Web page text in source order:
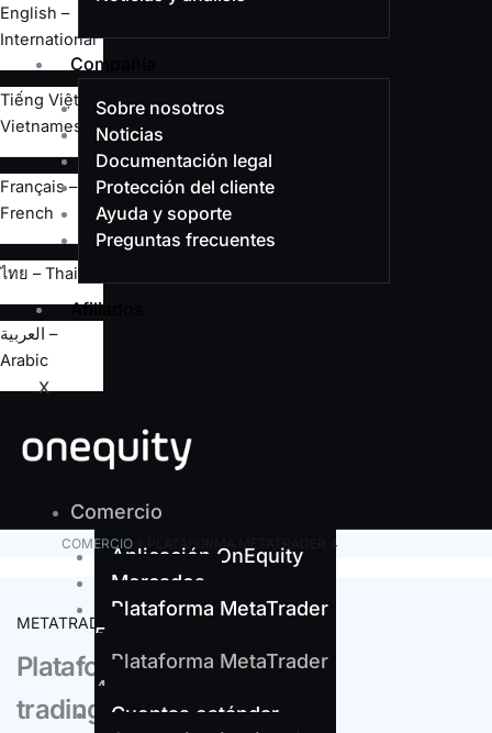
Compañía
Sobre nosotros
Noticias
Documentación legal
Protección del cliente
Ayuda y soporte
Preguntas frecuentes
Afiliados
X
English –
International
Tiếng Việt –
Vietnamese
Français –
French
ไทย – Thai
العربية –
Arabic
Comercio
Aplicación OnEquity
Mercados
Plataforma MetaTrader
5
Plataforma MetaTrader
4
Cuentas estándar
COMERCIO PLATAFORMA METATRADER 4
METATRADER 4
Plataforma avanzada para
trading algorítmico